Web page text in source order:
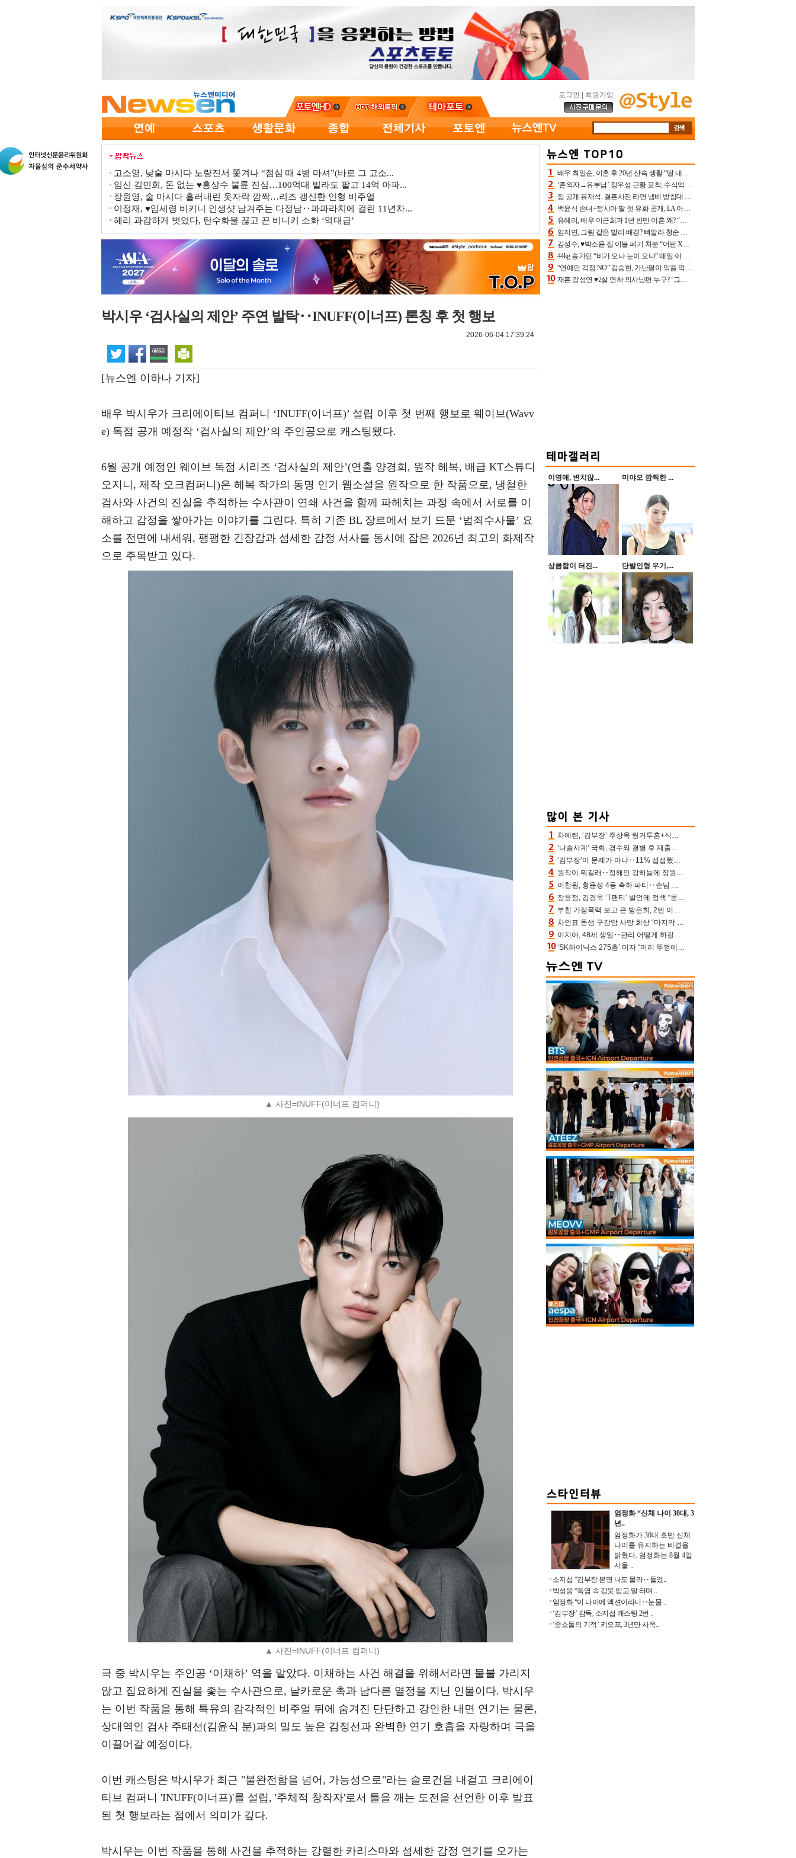
로그인 회원가입
고소영, 낮술 마시다 노량진서 쫓겨나 “점심 때 4병 마셔”(바로 그 고소...
임신 김민희, 돈 없는 ♥홍상수 불륜 진심…100억대 빌라도 팔고 14억 아파...
장원영, 술 마시다 흘러내린 옷자락 깜짝…리즈 갱신한 인형 비주얼
이정재, ♥임세령 비키니 인생샷 남겨주는 다정남‥파파라치에 걸린 11년차...
혜리 과감하게 벗었다, 탄수화물 끊고 끈 비니키 소화 ‘역대급’
박시우 ‘검사실의 제안’ 주연 발탁‥INUFF(이너프) 론칭 후 첫 행보
2026-06-04 17:39:24
[뉴스엔 이하나 기자]
배우 박시우가 크리에이티브 컴퍼니 ‘INUFF(이너프)’ 설립 이후 첫 번째 행보로 웨이브(Wavv
e) 독점 공개 예정작 ‘검사실의 제안’의 주인공으로 캐스팅됐다.
6월 공개 예정인 웨이브 독점 시리즈 ‘검사실의 제안’(연출 양경희, 원작 헤복, 배급 KT스튜디
오지니, 제작 오크컴퍼니)은 헤복 작가의 동명 인기 웹소설을 원작으로 한 작품으로, 냉철한
검사와 사건의 진실을 추적하는 수사관이 연쇄 사건을 함께 파헤치는 과정 속에서 서로를 이
해하고 감정을 쌓아가는 이야기를 그린다. 특히 기존 BL 장르에서 보기 드문 ‘범죄수사물’ 요
소를 전면에 내세워, 팽팽한 긴장감과 섬세한 감정 서사를 동시에 잡은 2026년 최고의 화제작
으로 주목받고 있다.
▲ 사진=INUFF(이너프 컴퍼니)
▲ 사진=INUFF(이너프 컴퍼니)
극 중 박시우는 주인공 ‘이채하’ 역을 맡았다. 이채하는 사건 해결을 위해서라면 물불 가리지
않고 집요하게 진실을 좇는 수사관으로, 날카로운 촉과 남다른 열정을 지닌 인물이다. 박시우
는 이번 작품을 통해 특유의 감각적인 비주얼 뒤에 숨겨진 단단하고 강인한 내면 연기는 물론,
상대역인 검사 주태선(김윤식 분)과의 밀도 높은 감정선과 완벽한 연기 호흡을 자랑하며 극을
이끌어갈 예정이다.
이번 캐스팅은 박시우가 최근 "불완전함을 넘어, 가능성으로"라는 슬로건을 내걸고 크리에이
티브 컴퍼니 'INUFF(이너프)'를 설립, '주체적 창작자'로서 틀을 깨는 도전을 선언한 이후 발표
된 첫 행보라는 점에서 의미가 깊다.
박시우는 이번 작품을 통해 사건을 추적하는 강렬한 카리스마와 섬세한 감정 연기를 오가는
배우 최일순, 이혼 후 20년 산속 생활 “딸 내가 버렸다고 원망‥맘 아파”(특종)[어제TV]
‘혼외자→유부남’ 정우성 근황 포착, 수식억 해킹 피해 후배 만났다 “존경하는”
집 공개 유재석, 결혼사진 라면 냄비 받침대 되고 분노‥가족사진도 피해(놀뭐)[어제TV]
백윤식 손녀+정시아 딸 첫 유화 공개, LA 아트쇼→서울국제조각페스타 작가다운 수준급 실력
유혜리, 배우 이근희과 1년 반만 이혼 왜? “식칼 꽂고 의자 던져” 충격 폭로(특종)[어제TV]
임지연, 그림 같은 발리 배경? 뼈말라 청순 비키니 핏에 상대 안 되네
김성수, ♥박소윤 집 이불 폐기 처분 “어떤 X이랑 썼을지 몰라” 질투(신랑수업2)[어제TV]
44kg 송가인 “비가 오나 눈이 오나” 매일 이 운동, 허벅지 근육량 상승+체지방 감소
“연예인 걱정 NO” 김승현, 가난팔이 악플 억울할만‥아내+딸과 日 여행
재혼 강성연 ♥2살 연하 의사남편 누구? ‘그알’ 자문의에 훈남 비주얼 초엘리트 스펙 [종합]
이영애, 변치않... 미야오 깜찍한 ...
상큼함이 터진... 단발인형 우기,...
차예련, ‘김부장’ 주상욱 링거투혼+식스팩 비화 “옷 벗는데 아저씨는 안 된다고”(차장금)
‘나솔사계’ 국화, 경수와 결별 후 재출연…첫인상 3표 몰표
‘김부장’이 문제가 아냐‥11% 섭섭했던 ‘재벌X형사2’ 돈·빽 총동원해 컴백 [TV보고서]
원작이 뭐길래‥정해인 강하늘에 장원영까지 참여한 이 영화
이찬원, 황윤성 4등 축하 파티‥손님 모으려 블랙핑크 지수와 친한 척(편스토랑)[어제TV]
장윤정, 김경욱 ‘T팬티’ 발언에 정색 “묻지 않았는데, 그것도 성희롱”(장공장)
부친 가정폭력 보고 큰 방은희, 2번 이혼 후 잠수→母 고독사에 자책(특종세상)[어제TV]
차인표 동생 구강암 사망 회상 “마지막 순간 동생 손 잡아준 신애라, 두고두고 고마워” (신애라이프)
이지아, 48세 생일‥관리 어떻게 하길래 놀라운 동안 미모
‘SK하이닉스 275층’ 미자 “머리 뚜껑에서 사, 주식만 안 해도 돈 버는 것”
엄정화 “신체 나이 30대, 3
년..
엄정화가 30대 초반 신체
나이를 유지하는 비결을
밝혔다. 엄정화는 8월 4일
서울 ..
소지섭 “김부장 본명 나도 몰라‥들었..
박성웅 “폭염 속 갑옷 입고 말 타며 ..
엄정화 “이 나이에 액션이라니‥눈물 ..
‘김부장’ 감독, 소지섭 캐스팅 2번 ..
‘중소돌의 기적’ 키오프, 3년만 사옥..